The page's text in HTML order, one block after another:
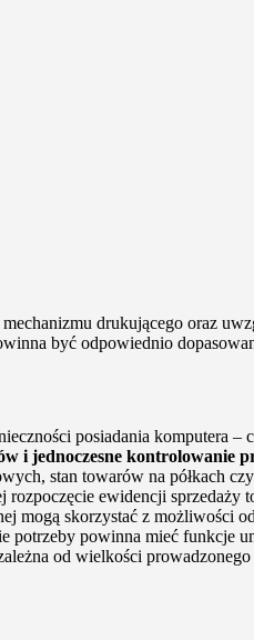
drukującego oraz
być odpowiednio
posiadania komputera –
i jednoczesne kontrolowanie
stan towarów na półkach
ewidencji sprzedaży
mogą skorzystać z możliwości
potrzeby powinna mieć
od wielkości